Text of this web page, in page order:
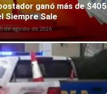
ganó más de $405
Siempre Sale
5 de agosto de 2026